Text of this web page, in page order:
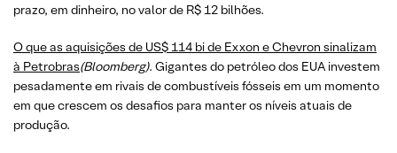
prazo, em dinheiro, no valor de R$ 12 bilhões.
O que as aquisições de US$ 114 bi de Exxon e Chevron sinalizam
à Petrobras(Bloomberg). Gigantes do petróleo dos EUA investem
pesadamente em rivais de combustíveis fósseis em um momento
em que crescem os desafios para manter os níveis atuais de
produção.